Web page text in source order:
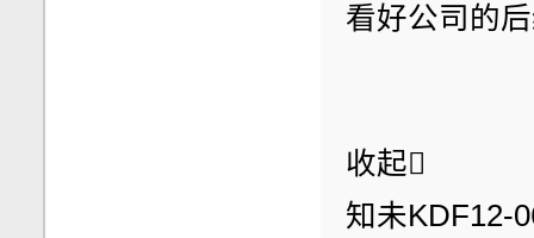
看好公司的
收起
知未KDF12-